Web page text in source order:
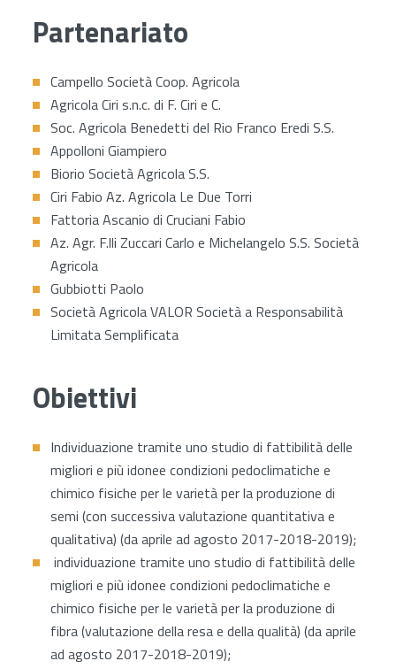
Partenariato
Campello Società Coop. Agricola
Agricola Ciri s.n.c. di F. Ciri e C.
Soc. Agricola Benedetti del Rio Franco Eredi S.S.
Appolloni Giampiero
Biorio Società Agricola S.S.
Ciri Fabio Az. Agricola Le Due Torri
Fattoria Ascanio di Cruciani Fabio
Az. Agr. F.lli Zuccari Carlo e Michelangelo S.S. Società
Agricola
Gubbiotti Paolo
Società Agricola VALOR Società a Responsabilità
Limitata Semplificata
Obiettivi
Individuazione tramite uno studio di fattibilità delle
migliori e più idonee condizioni pedoclimatiche e
chimico fisiche per le varietà per la produzione di
semi (con successiva valutazione quantitativa e
qualitativa) (da aprile ad agosto 2017-2018-2019);
individuazione tramite uno studio di fattibilità delle
migliori e più idonee condizioni pedoclimatiche e
chimico fisiche per le varietà per la produzione di
fibra (valutazione della resa e della qualità) (da aprile
ad agosto 2017-2018-2019);